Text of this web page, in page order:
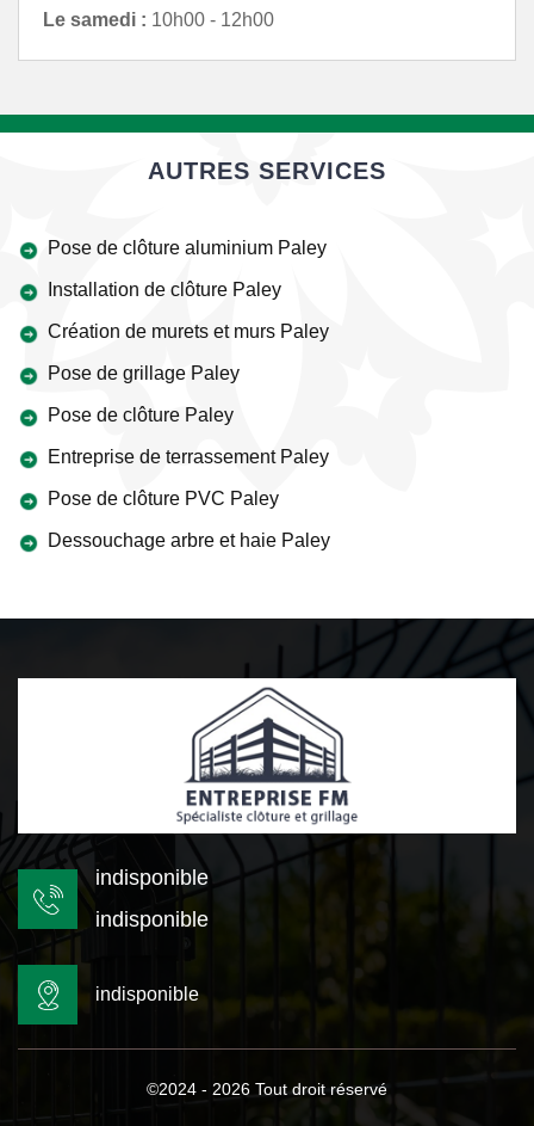
Le samedi : 10h00 - 12h00
AUTRES SERVICES
Pose de clôture aluminium Paley
Installation de clôture Paley
Création de murets et murs Paley
Pose de grillage Paley
Pose de clôture Paley
Entreprise de terrassement Paley
Pose de clôture PVC Paley
Dessouchage arbre et haie Paley
indisponible
indisponible
indisponible
©2024 - 2026 Tout droit réservé